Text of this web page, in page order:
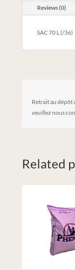
Reviews (0)
SAC 70 L (/36)
Retrait au dépôt
veuillez nous
Related